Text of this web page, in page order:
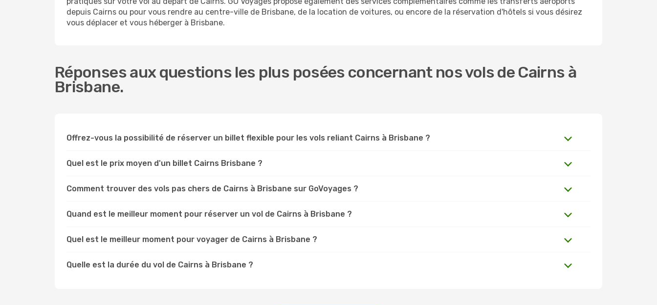
depuis Cairns ou pour vous rendre au centre-ville de Brisbane, de la location de voitures, ou encore de la réservation d'hôtels si vous désirez
vous déplacer et vous héberger à Brisbane.
Réponses aux questions les plus posées concernant nos vols de Cairns à
Brisbane.
Offrez-vous la possibilité de réserver un billet flexible pour les vols reliant Cairns à Brisbane ?
Quel est le prix moyen d'un billet Cairns Brisbane ?
Comment trouver des vols pas chers de Cairns à Brisbane sur GoVoyages ?
Quand est le meilleur moment pour réserver un vol de Cairns à Brisbane ?
Quel est le meilleur moment pour voyager de Cairns à Brisbane ?
Quelle est la durée du vol de Cairns à Brisbane ?